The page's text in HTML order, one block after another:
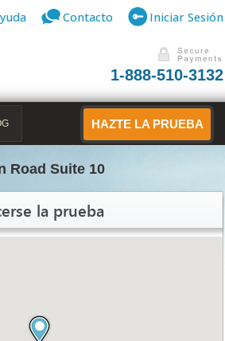
Contacto Iniciar Sesión
1-888-510-3132
HAZTE LA PRUEBA
Road Suite 10
la prueba